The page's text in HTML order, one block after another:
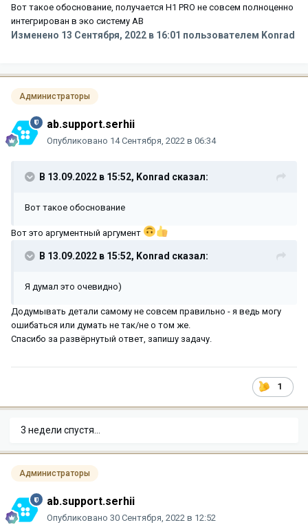
Вот такое обоснование, получается H1 PRO не совсем полноценно
интегрирован в эко систему AB
Изменено 13 Сентября, 2022 в 16:01 пользователем Konrad
Администраторы
ab.support.serhii
Опубликовано 14 Сентября, 2022 в 06:34
В 13.09.2022 в 15:52, Konrad сказал:
Вот такое обоснование
Вот это аргументный аргумент
В 13.09.2022 в 15:52, Konrad сказал:
Я думал это очевидно)
Додумывать детали самому не совсем правильно - я ведь могу
ошибаться или думать не так/не о том же.
Спасибо за развёрнутый ответ, запишу задачу.
1
3 недели спустя...
Администраторы
ab.support.serhii
Опубликовано 30 Сентября, 2022 в 12:52